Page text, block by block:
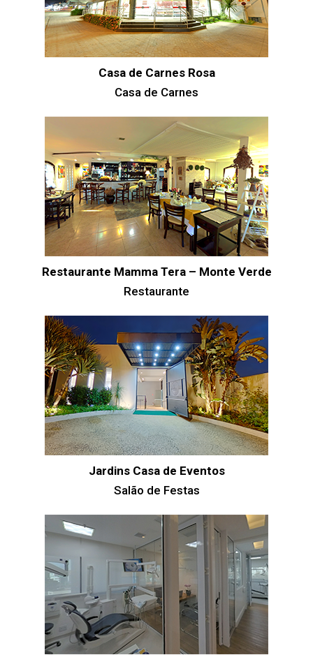
Casa de Carnes Rosa
Casa de Carnes
Restaurante Mamma Tera – Monte Verde
Restaurante
Jardins Casa de Eventos
Salão de Festas